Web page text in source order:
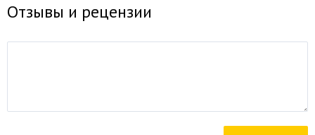
Отзывы и рецензии